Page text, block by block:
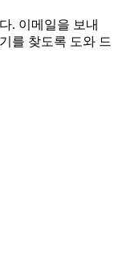
. 이메일을 보내
를 찾도록 도와 드